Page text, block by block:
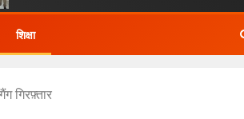
शिक्षा
गिरफ़्तार